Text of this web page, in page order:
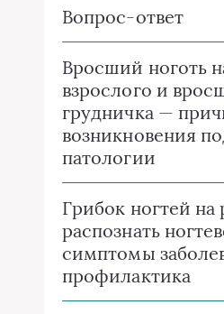
Вопрос-ответ
Вросший ноготь
взрослого и
грудничка —
возникновения
патологии
Грибок ногтей на
распознать
симптомы
профилактика